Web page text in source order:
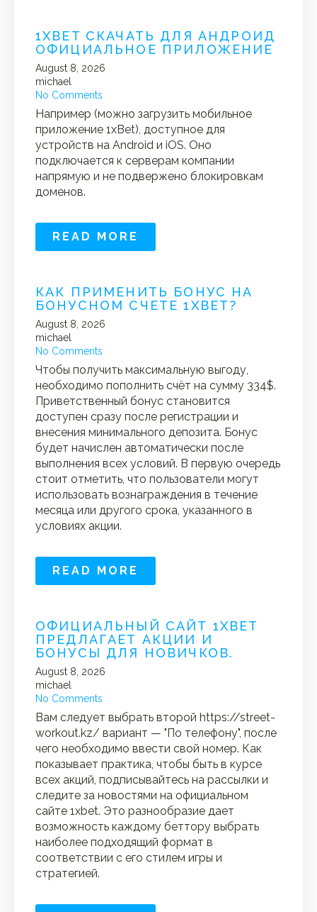
1XBET СКАЧАТЬ ДЛЯ АНДРОИД
ОФИЦИАЛЬНОЕ ПРИЛОЖЕНИЕ
August 8, 2026
michael
No Comments
Например (можно загрузить мобильное
приложение 1xBet), доступное для
устройств на Android и iOS. Оно
подключается к серверам компании
напрямую и не подвержено блокировкам
доменов.
READ MORE
КАК ПРИМЕНИТЬ БОНУС НА
БОНУСНОМ СЧЕТЕ 1XBET?
August 8, 2026
michael
No Comments
Чтобы получить максимальную выгоду,
необходимо пополнить счёт на сумму 334$.
Приветственный бонус становится
доступен сразу после регистрации и
внесения минимального депозита. Бонус
будет начислен автоматически после
выполнения всех условий. В первую очередь
стоит отметить, что пользователи могут
использовать вознаграждения в течение
месяца или другого срока, указанного в
условиях акции.
READ MORE
ОФИЦИАЛЬНЫЙ САЙТ 1XBET
ПРЕДЛАГАЕТ АКЦИИ И
БОНУСЫ ДЛЯ НОВИЧКОВ.
August 8, 2026
michael
No Comments
Вам следует выбрать второй https://street-
workout.kz/ вариант — "По телефону", после
чего необходимо ввести свой номер. Как
показывает практика, чтобы быть в курсе
всех акций, подписывайтесь на рассылки и
следите за новостями на официальном
сайте 1xbet. Это разнообразие дает
возможность каждому беттору выбрать
наиболее подходящий формат в
соответствии с его стилем игры и
стратегией.